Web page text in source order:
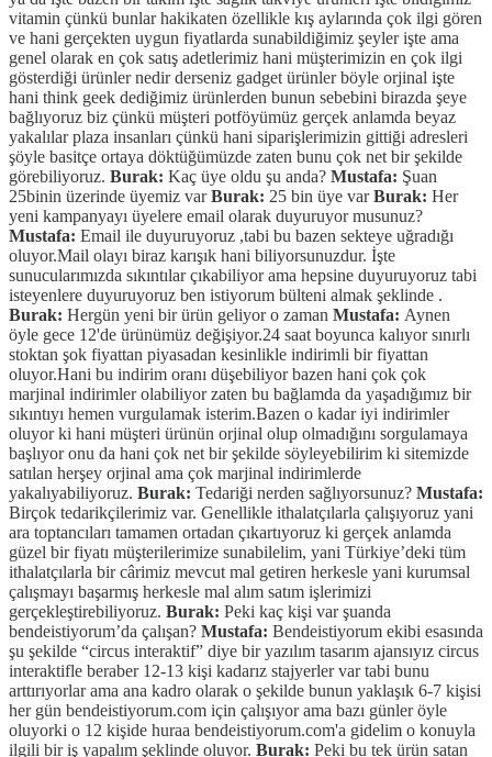
vitamin çünkü bunlar hakikaten özellikle kış aylarında çok ilgi gören
ve hani gerçekten uygun fiyatlarda sunabildiğimiz şeyler işte ama
genel olarak en çok satış adetlerimiz hani müşterimizin en çok ilgi
gösterdiği ürünler nedir derseniz gadget ürünler böyle orjinal işte
hani think geek dediğimiz ürünlerden bunun sebebini birazda şeye
bağlıyoruz biz çünkü müşteri potföyümüz gerçek anlamda beyaz
yakalılar plaza insanları çünkü hani siparişlerimizin gittiği adresleri
şöyle basitçe ortaya döktüğümüzde zaten bunu çok net bir şekilde
görebiliyoruz. Burak: Kaç üye oldu şu anda? Mustafa: Şuan
25binin üzerinde üyemiz varBurak: 25 bin üye varBurak: Her
yeni kampanyayı üyelere email olarak duyuruyor musunuz?
Mustafa: Email ile duyuruyoruz ,tabi bu bazen sekteye uğradığı
oluyor.Mail olayı biraz karışık hani biliyorsunuzdur. İşte
sunucularımızda sıkıntılar çıkabiliyor ama hepsine duyuruyoruz tabi
isteyenlere duyuruyoruz ben istiyorum bülteni almak şeklinde .
Burak: Hergün yeni bir ürün geliyor o zaman Mustafa: Aynen
öyle gece 12'de ürünümüz değişiyor.24 saat boyunca kalıyor sınırlı
stoktan şok fiyattan piyasadan kesinlikle indirimli bir fiyattan
oluyor.Hani bu indirim oranı düşebiliyor bazen hani çok çok
marjinal indirimler olabiliyor zaten bu bağlamda da yaşadığımız bir
sıkıntıyı hemen vurgulamak isterim.Bazen o kadar iyi indirimler
oluyor ki hani müşteri ürünün orjinal olup olmadığını sorgulamaya
başlıyor onu da hani çok net bir şekilde söyleyebilirim ki sitemizde
satılan herşey orjinal ama çok marjinal indirimlerde
yakalıyabiliyoruz. Burak: Tedariği nerden sağlıyorsunuz? Mustafa:
Birçok tedarikçilerimiz var. Genellikle ithalatçılarla çalışıyoruz yani
ara toptancıları tamamen ortadan çıkartıyoruz ki gerçek anlamda
güzel bir fiyatı müşterilerimize sunabilelim, yani Türkiye’deki tüm
ithalatçılarla bir cârimiz mevcut mal getiren herkesle yani kurumsal
çalışmayı başarmış herkesle mal alım satım işlerimizi
gerçekleştirebiliyoruz. Burak: Peki kaç kişi var şuanda
bendeistiyorum’da çalışan? Mustafa: Bendeistiyorum ekibi esasında
şu şekilde “circus interaktif” diye bir yazılım tasarım ajansıyız circus
interaktifle beraber 12-13 kişi kadarız stajyerler var tabi bunu
arttırıyorlar ama ana kadro olarak o şekilde bunun yaklaşık 6-7 kişisi
her gün bendeistiyorum.com için çalışıyor ama bazı günler öyle
oluyorki o 12 kişide huraa bendeistiyorum.com'a gidelim o konuyla
ilgili bir iş yapalım şeklinde oluyor. Burak: Peki bu tek ürün satan